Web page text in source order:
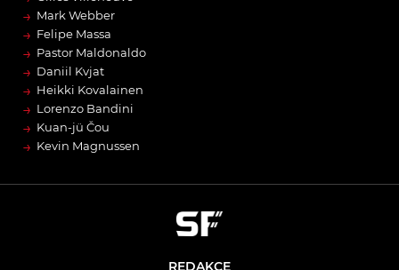
→ Mark Webber
→ Felipe Massa
→ Pastor Maldonaldo
→ Daniil Kvjat
→ Heikki Kovalainen
→ Lorenzo Bandini
→ Kuan-jü Čou
→ Kevin Magnussen
REDAKCE